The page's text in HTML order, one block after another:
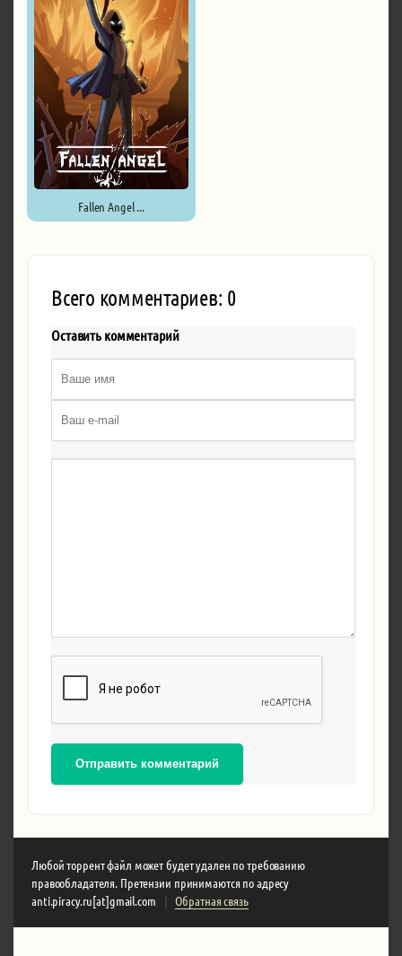
Fallen Angel ...
Всего комментариев: 0
Оставить комментарий
Отправить комментарий
Любой торрент файл может будет удален по требованию
правообладателя. Претензии принимаются по адресу
anti.piracy.ru[at]gmail.com
| Обратная связь